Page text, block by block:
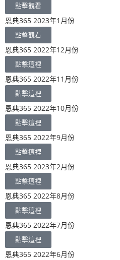
點擊觀看
恩典365 2023年1月份
點擊觀看
恩典365 2022年12月份
點擊這裡
恩典365 2022年11月份
點擊這裡
恩典365 2022年10月份
點擊這裡
恩典365 2022年9月份
點擊這裡
恩典365 2023年2月份
點擊這裡
恩典365 2022年8月份
點擊這裡
恩典365 2022年7月份
點擊這裡
恩典365 2022年6月份